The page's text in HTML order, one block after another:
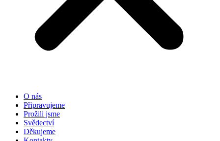
O nás
Připravujeme
Prožili jsme
Svědectví
Děkujeme